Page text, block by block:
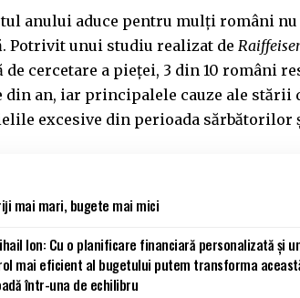
anului aduce pentru mulți români
Potrivit unui studiu realizat de
de cercetare a pieței, 3 din 10 români
an, iar principalele cauze ale stării
excesive din perioada sărbătorilor
mai mari, bugete mai mici
Ion: Cu o planificare financiară personalizată și
mai eficient al bugetului putem transforma
într-una de echilibru